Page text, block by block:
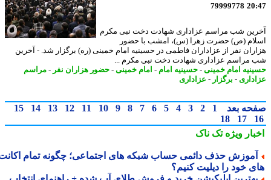
79999778
شب مراسم عزاداری شهادت دخت نبی مکرم
(ص) حضرت زهرا (س)، امشب با حضور
نفر از عزاداران فاطمی در حسینیه امام خمینی (ره) برگزار شد. - آخرین
مراسم عزاداری شهادت دخت نبی مکرم ...
امام خمینی-حسینیه امام -امام خمینی-حضور هزاران نفر-مراسم
- برگزار - عزاداری
بعد 1
2
3
4
5
6
7
8
9
10
11
12
13
14
15
17
18
ویژهتک ناک
حذف دائمی حساب شبکه های اجتماعی؛ چگونه تمام اکانت
خود را دیلیت کنیم؟